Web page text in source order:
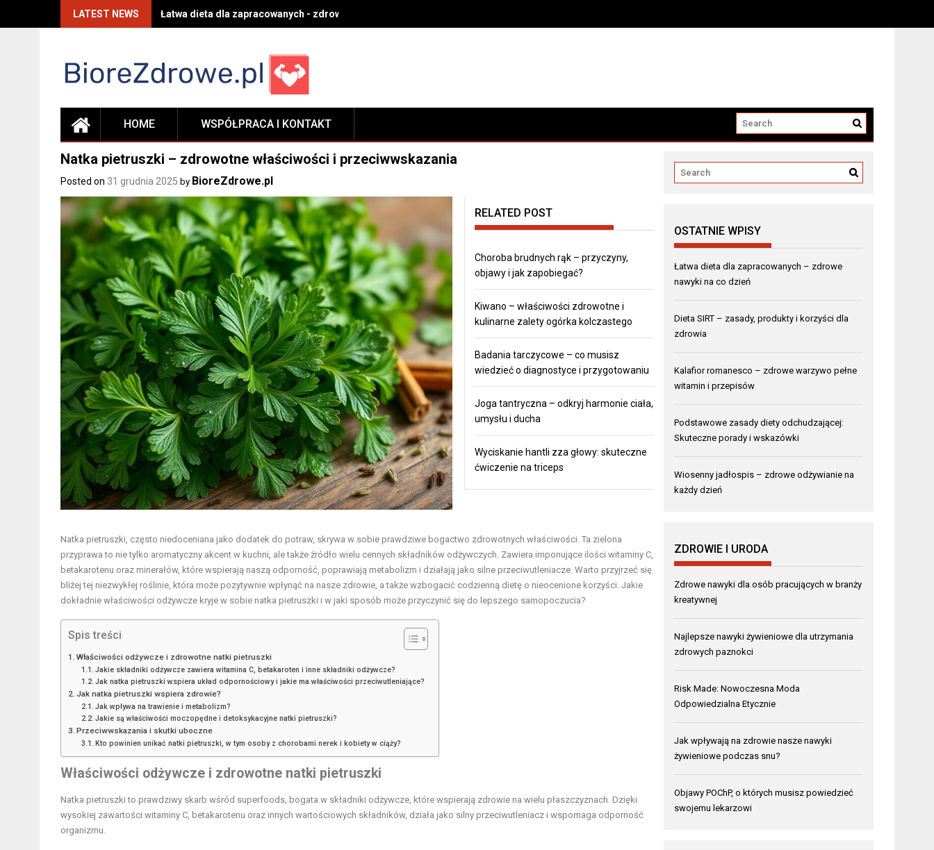
LATEST NEWS Łatwa dieta dla zapracowanych - zdrowe nawyki na co dzień
HOME WSPÓŁPRACA I KONTAKT
Natka pietruszki – zdrowotne właściwości i przeciwwskazania
Posted on 31 grudnia 2025 by BioreZdrowe.pl
RELATED POST
Choroba brudnych rąk – przyczyny,
objawy i jak zapobiegać?
Kiwano – właściwości zdrowotne i
kulinarne zalety ogórka kolczastego
Badania tarczycowe – co musisz
wiedzieć o diagnostyce i przygotowaniu
Joga tantryczna – odkryj harmonie ciała,
umysłu i ducha
Wyciskanie hantli zza głowy: skuteczne
ćwiczenie na triceps
Natka pietruszki, często niedoceniana jako dodatek do potraw, skrywa w sobie prawdziwe bogactwo zdrowotnych właściwości. Ta zielona
przyprawa to nie tylko aromatyczny akcent w kuchni, ale także źródło wielu cennych składników odżywczych. Zawiera imponujące ilości witaminy C,
betakarotenu oraz minerałów, które wspierają naszą odporność, poprawiają metabolizm i działają jako silne przeciwutleniacze. Warto przyjrzeć się
bliżej tej niezwykłej roślinie, która może pozytywnie wpłynąć na nasze zdrowie, a także wzbogacić codzienną dietę o nieocenione korzyści. Jakie
dokładnie właściwości odżywcze kryje w sobie natka pietruszki i w jaki sposób może przyczynić się do lepszego samopoczucia?
Spis treści
Właściwości odżywcze i zdrowotne natki pietruszki
Jakie składniki odżywcze zawiera witamina C, betakaroten i inne składniki odżywcze?
Jak natka pietruszki wspiera układ odpornościowy i jakie ma właściwości przeciwutleniające?
Jak natka pietruszki wspiera zdrowie?
Jak wpływa na trawienie i metabolizm?
Jakie są właściwości moczopędne i detoksykacyjne natki pietruszki?
Przeciwwskazania i skutki uboczne
Kto powinien unikać natki pietruszki, w tym osoby z chorobami nerek i kobiety w ciąży?
Właściwości odżywcze i zdrowotne natki pietruszki
Natka pietruszki to prawdziwy skarb wśród superfoods, bogata w składniki odżywcze, które wspierają zdrowie na wielu płaszczyznach. Dzięki
wysokiej zawartości witaminy C, betakarotenu oraz innych wartościowych składników, działa jako silny przeciwutleniacz i wspomaga odporność
organizmu.
OSTATNIE WPISY
Łatwa dieta dla zapracowanych – zdrowe
nawyki na co dzień
Dieta SIRT – zasady, produkty i korzyści dla
zdrowia
Kalafior romanesco – zdrowe warzywo pełne
witamin i przepisów
Podstawowe zasady diety odchudzającej:
Skuteczne porady i wskazówki
Wiosenny jadłospis – zdrowe odżywianie na
każdy dzień
ZDROWIE I URODA
Zdrowe nawyki dla osób pracujących w branży
kreatywnej
Najlepsze nawyki żywieniowe dla utrzymania
zdrowych paznokci
Risk Made: Nowoczesna Moda
Odpowiedzialna Etycznie
Jak wpływają na zdrowie nasze nawyki
żywieniowe podczas snu?
Objawy POChP, o których musisz powiedzieć
swojemu lekarzowi